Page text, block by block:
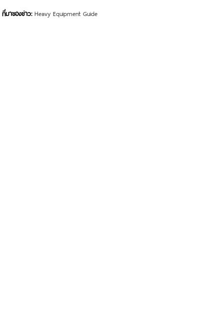
ที่มาของข่าว: Heavy Equipment Guide